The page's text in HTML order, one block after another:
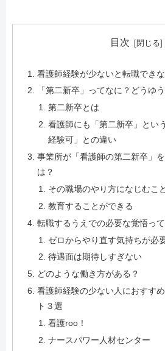
目次
看護師経験が少ないと転職でき
「第二新卒」ってなに？どうゆ
第二新卒とは
看護師にも「第二新卒」とい
経験可」との違い
事業所が「看護師の第二新卒」
は？
その職場のやり方になじむこ
教育することができる
転職するうえでの必要な覚悟っ
ゼロからやり直す気持ちが必
待遇面は期待しすぎない
どのような働き方がある？
看護師経験の少ない人におすす
ト３選
看護roo！
ナースパワー人材センター